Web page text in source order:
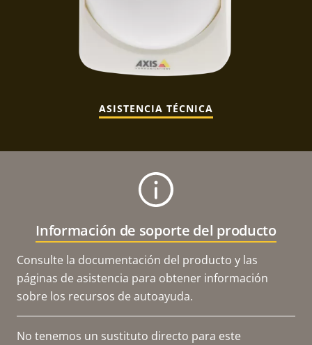
ASISTENCIA TÉCNICA
Información de soporte del producto
Consulte la documentación del producto y las
páginas de asistencia para obtener información
sobre los recursos de autoayuda.
No tenemos un sustituto directo para este